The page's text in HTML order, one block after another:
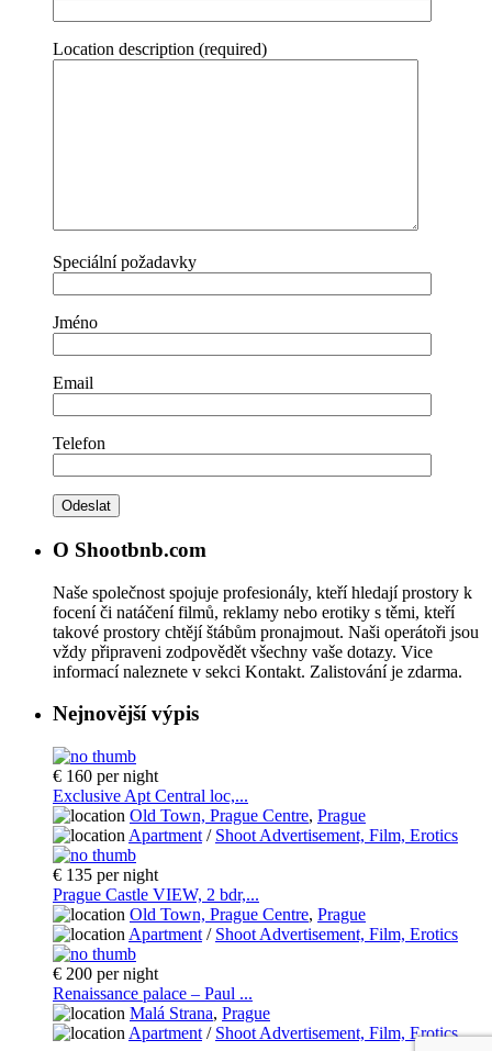
Location description (required)
Speciální požadavky
Jméno
Email
Telefon
O Shootbnb.com
Naše společnost spojuje profesionály, kteří hledají prostory k
focení či natáčení filmů, reklamy nebo erotiky s těmi, kteří
takové prostory chtějí štábům pronajmout. Naši operátoři jsou
vždy připraveni zodpovědět všechny vaše dotazy. Vice
informací naleznete v sekci Kontakt. Zalistování je zdarma.
Nejnovější výpis
€ 160 per night
Exclusive Apt Central loc,...
Old Town, Prague Centre, Prague
Apartment / Shoot Advertisement, Film, Erotics
€ 135 per night
Prague Castle VIEW, 2 bdr,...
Old Town, Prague Centre, Prague
Apartment / Shoot Advertisement, Film, Erotics
€ 200 per night
Renaissance palace – Paul ...
Malá Strana, Prague
Apartment / Shoot Advertisement, Film, Erotics